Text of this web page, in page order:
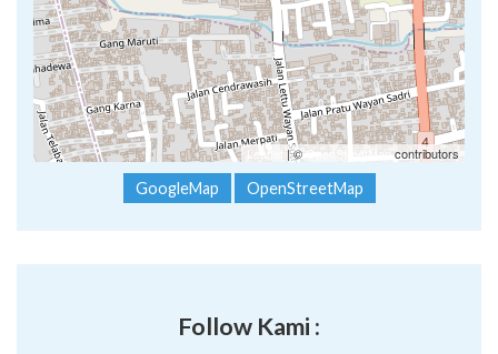
Leaflet | ©OpenStreetMap contributors
GoogleMap OpenStreetMap
Follow Kami :